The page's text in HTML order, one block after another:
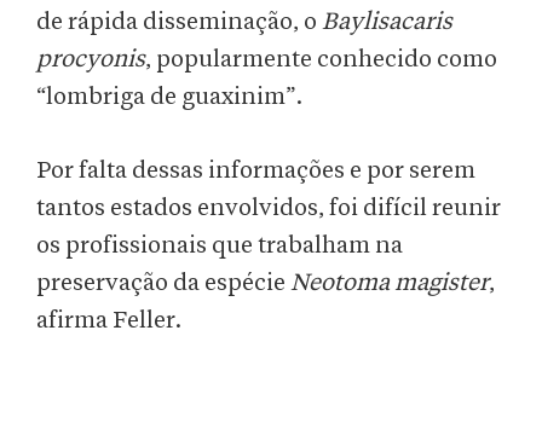
de rápida disseminação, o Baylisacaris
procyonis, popularmente conhecido como
“lombriga de guaxinim”.
Por falta dessas informações e por serem
tantos estados envolvidos, foi difícil reunir
os profissionais que trabalham na
preservação da espécie Neotoma magister,
afirma Feller.